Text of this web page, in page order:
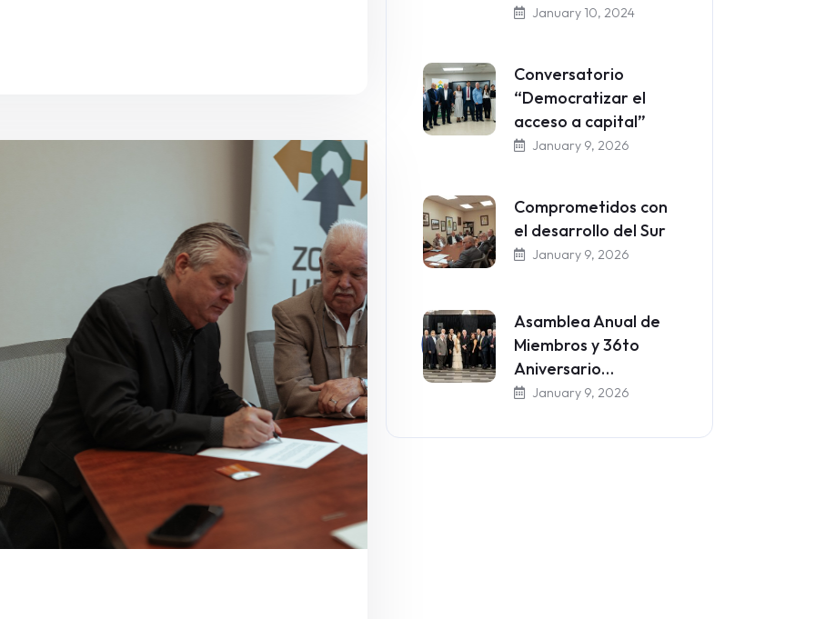
Next
January 10, 2024
Conversatorio
“Democratizar el
acceso a capital”
January 9, 2026
Comprometidos con
el desarrollo del Sur
January 9, 2026
Asamblea Anual de
Miembros y 36to
Aniversario…
January 9, 2026